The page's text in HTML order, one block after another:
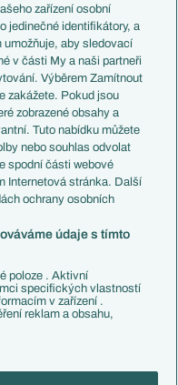
soutěž
zařízení osobní
jedinečné identifikátory, a
umožňuje, aby sledovací
v části My a naši partneři
Výběrem Zamítnout
zakážete. Pokud jsou
zobrazené obsahy a
Tuto nabídku můžete
nebo souhlas odvolat
spodní části webové
Internetová stránka. Další
ochrany osobních
údaje s tímto
poloze . Aktivní
specifických vlastností
v zařízení .
reklam a obsahu,